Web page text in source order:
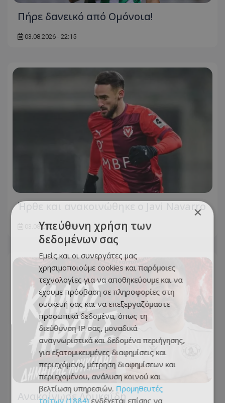
Πήρε δανεικό από Ομόνοια!
03.08.2026 - 22:15
Ήρθε και ανακοινώθηκε ο Javi Navarro
03.08.2026 - 16:29
Ανακοίνωσε Λουκαΐδη
×
Υπεύθυνη χρήση των
δεδομένων σας
Εμείς και οι συνεργάτες μας
χρησιμοποιούμε cookies και παρόμοιες
τεχνολογίες για να αποθηκεύουμε και να
έχουμε πρόσβαση σε πληροφορίες στη
συσκευή σας και να επεξεργαζόμαστε
προσωπικά δεδομένα, όπως τη
διεύθυνση IP σας, μοναδικά
αναγνωριστικά και δεδομένα περιήγησης,
για εξατομικευμένες διαφημίσεις και
περιεχόμενο, μέτρηση διαφημίσεων και
περιεχομένου, ανάλυση κοινού και
βελτίωση υπηρεσιών. Προμηθευτές
τρίτων (1884) ενδέχεται επίσης να